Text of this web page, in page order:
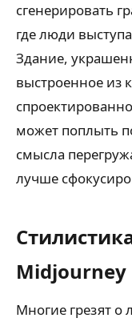
сгенерировать
где люди
Здание,
выстроенное из
может поплыть
смысла
лучше
Midjourney
Многие грезят о